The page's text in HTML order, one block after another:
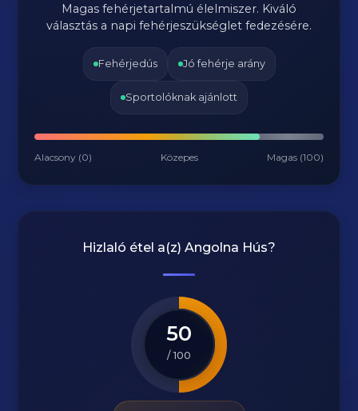
Magas fehérjetartalmú élelmiszer. Kiváló
választás a napi fehérjeszükséglet fedezésére.
Fehérjedús Jó fehérje arány
Sportolóknak ajánlott
Alacsony (0) Közepes Magas (100)
Hizlaló étel a(z) Angolna Hús?
50
/ 100